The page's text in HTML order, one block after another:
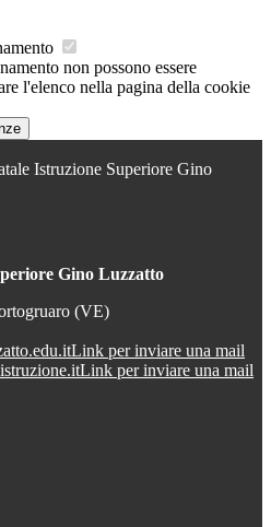
non possono essere
l'elenco nella pagina della cookie
Istruzione Superiore Gino
Gino Luzzatto
(VE)
Link per inviare una mail
Link per inviare una mail